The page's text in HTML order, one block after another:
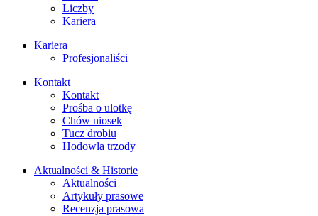
Liczby
Kariera
Kariera
Profesjonaliści
Kontakt
Kontakt
Prośba o ulotkę
Chów niosek
Tucz drobiu
Hodowla trzody
Aktualności & Historie
Aktualności
Artykuły prasowe
Recenzja prasowa